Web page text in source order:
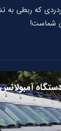
که ربطی به
شماست!